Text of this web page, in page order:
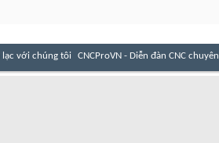
lạc với chúng tôi CNCProVN - Diễn đàn CNC